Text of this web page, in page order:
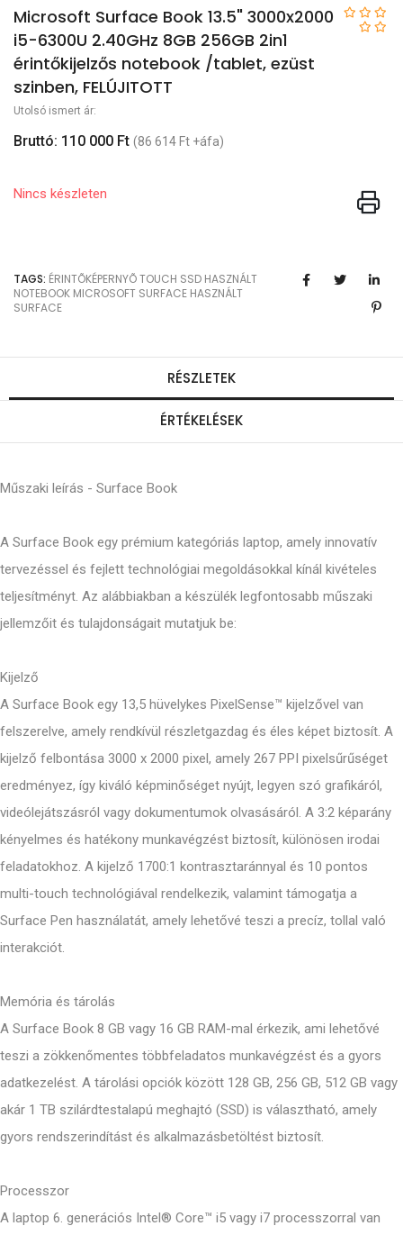
Microsoft Surface Book 13.5" 3000x2000
i5-6300U 2.40GHz 8GB 256GB 2in1
érintőkijelzős notebook /tablet, ezüst
szinben, FELÚJITOTT
Utolsó ismert ár:
Bruttó: 110 000 Ft (86 614 Ft +áfa)
Nincs készleten
TAGS: ÉRINTÕKÉPERNYÕTOUCH SSD HASZNÁLT
NOTEBOOK MICROSOFT SURFACE HASZNÁLT
SURFACE
RÉSZLETEK
ÉRTÉKELÉSEK
Műszaki leírás - Surface Book
A Surface Book egy prémium kategóriás laptop, amely innovatív
tervezéssel és fejlett technológiai megoldásokkal kínál kivételes
teljesítményt. Az alábbiakban a készülék legfontosabb műszaki
jellemzőit és tulajdonságait mutatjuk be:
Kijelző
A Surface Book egy 13,5 hüvelykes PixelSense™ kijelzővel van
felszerelve, amely rendkívül részletgazdag és éles képet biztosít. A
kijelző felbontása 3000 x 2000 pixel, amely 267 PPI pixelsűrűséget
eredményez, így kiváló képminőséget nyújt, legyen szó grafikáról,
videólejátszásról vagy dokumentumok olvasásáról. A 3:2 képarány
kényelmes és hatékony munkavégzést biztosít, különösen irodai
feladatokhoz. A kijelző 1700:1 kontrasztaránnyal és 10 pontos
multi-touch technológiával rendelkezik, valamint támogatja a
Surface Pen használatát, amely lehetővé teszi a precíz, tollal való
interakciót.
Memória és tárolás
A Surface Book 8 GB vagy 16 GB RAM-mal érkezik, ami lehetővé
teszi a zökkenőmentes többfeladatos munkavégzést és a gyors
adatkezelést. A tárolási opciók között 128 GB, 256 GB, 512 GB vagy
akár 1 TB szilárdtestalapú meghajtó (SSD) is választható, amely
gyors rendszerindítást és alkalmazásbetöltést biztosít.
Processzor
A laptop 6. generációs Intel® Core™ i5 vagy i7 processzorral van